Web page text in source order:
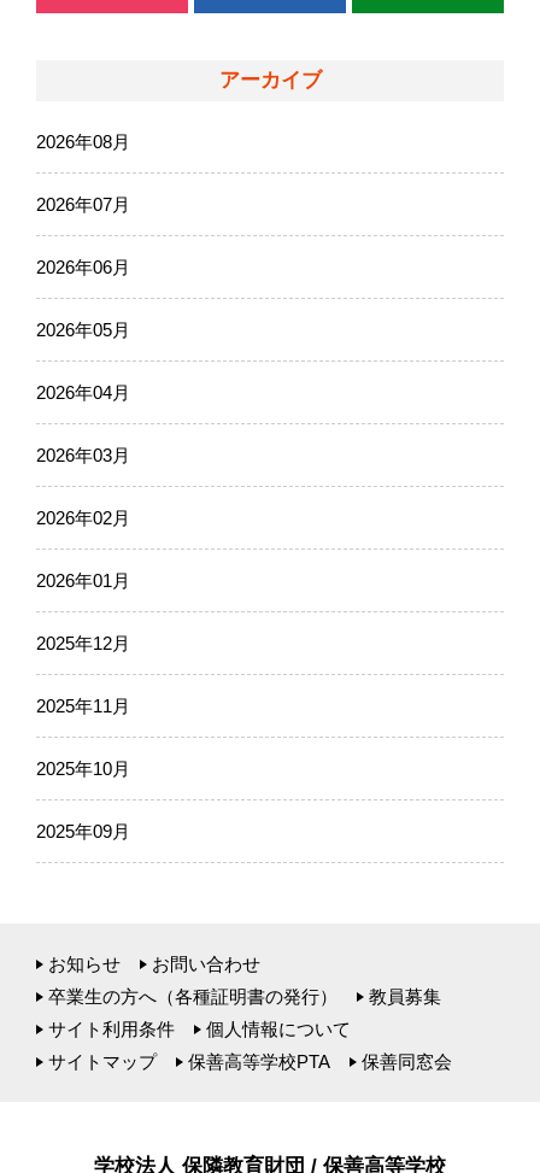
アーカイブ
2026年08月
2026年07月
2026年06月
2026年05月
2026年04月
2026年03月
2026年02月
2026年01月
2025年12月
2025年11月
2025年10月
2025年09月
お知らせ
お問い合わせ
卒業生の方へ（各種証明書の発行）
教員募集
サイト利用条件
個人情報について
サイトマップ
保善高等学校PTA 保善同窓会
学校法人 保隣教育財団 / 保善高等学校